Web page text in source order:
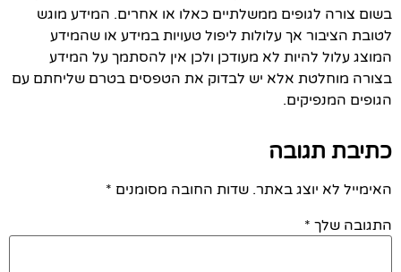
בשום צורה לגופים ממשלתיים כאלו או אחרים. המידע מוגש
לטובת הציבור אך עלולות ליפול טעויות במידע או שהמידע
המוצג עלול להיות לא מעודכן ולכן אין להסתמך על המידע
בצורה מוחלטת אלא יש לבדוק את הטפסים בטרם שליחתם עם
הגופים המנפיקים.
כתיבת תגובה
האימייל לא יוצג באתר. שדות החובה מסומנים *
התגובה שלך *